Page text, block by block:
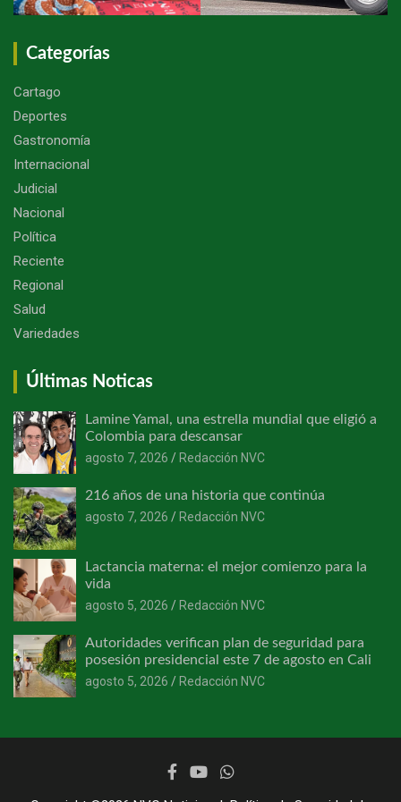
Categorías
Cartago
Deportes
Gastronomía
Internacional
Judicial
Nacional
Política
Reciente
Regional
Salud
Variedades
Últimas Noticas
Lamine Yamal, una estrella mundial que eligió a
Colombia para descansar
agosto 7, 2026
Redacción NVC
216 años de una historia que continúa
agosto 7, 2026
Redacción NVC
Lactancia materna: el mejor comienzo para la
vida
agosto 5, 2026
Redacción NVC
Autoridades verifican plan de seguridad para
posesión presidencial este 7 de agosto en Cali
agosto 5, 2026
Redacción NVC